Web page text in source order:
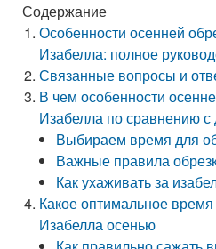
Содержание
Особенности осенней
Изабелла: полное
Связанные вопросы и
В чем особенности
Изабелла по сравнению с
Выбираем время для
Важные правила
Как ухаживать за
Какое оптимальное
Изабелла осенью